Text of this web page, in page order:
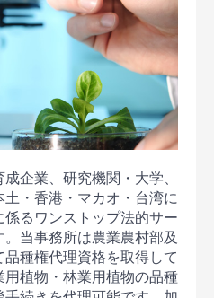
企業、研究機関・大学、
・香港・マカオ・台湾に
るワンストップ法的サー
当事務所は農業農村部及
種権代理資格を取得して
植物・林業用植物の品種